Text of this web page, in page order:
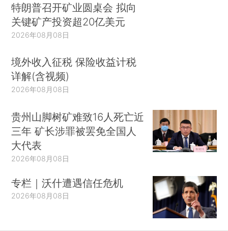
特朗普召开矿业圆桌会 拟向
关键矿产投资超20亿美元
2026年08月08日
境外收入征税 保险收益计税
详解(含视频)
2026年08月08日
贵州山脚树矿难致16人死亡近
三年 矿长涉罪被罢免全国人
大代表
2026年08月08日
专栏｜沃什遭遇信任危机
2026年08月08日